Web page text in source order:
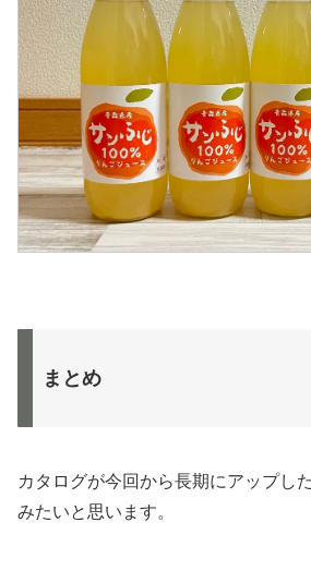
まとめ
カタログが今回から長期にアップし
みたいと思います。